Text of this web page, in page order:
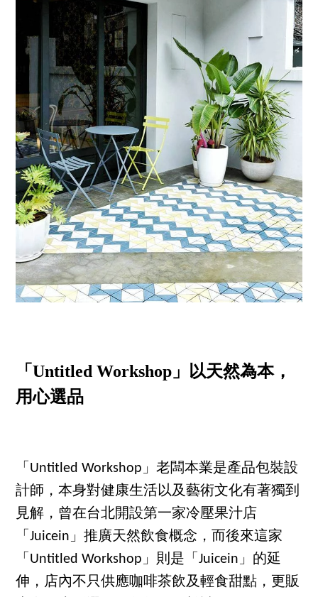
「Untitled Workshop」以天然為本，
用心選品
「Untitled Workshop」老闆本業是產品包裝設
計師，本身對健康生活以及藝術文化有著獨到
見解，曾在台北開設第一家冷壓果汁店
「Juicein」推廣天然飲食概念，而後來這家
「Untitled Workshop」則是「Juicein」的延
伸，店內不只供應咖啡茶飲及輕食甜點，更販